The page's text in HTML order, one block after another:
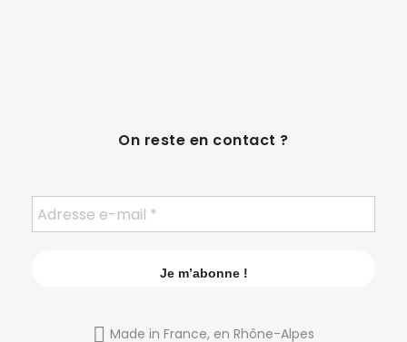
On reste en contact ?
Made in France, en Rhône-Alpes